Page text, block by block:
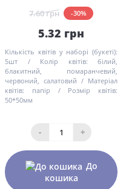
7.60 грн -30%
5.32 грн
Кількість квітів у наборі (букеті):
5шт
Колір квітів:
білий,
блакитний, помаранчевий,
червоний, салатовий
Матеріал
квітів:
папір
Розмір квітів:
50*50мм
- +
До
кошика